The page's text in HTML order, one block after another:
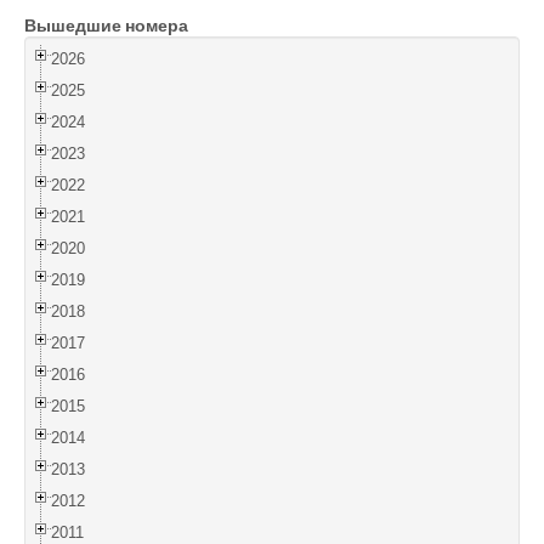
Войти
Вышедшие номера
2026
2025
2024
2023
2022
2021
2020
2019
2018
2017
2016
2015
2014
2013
2012
2011